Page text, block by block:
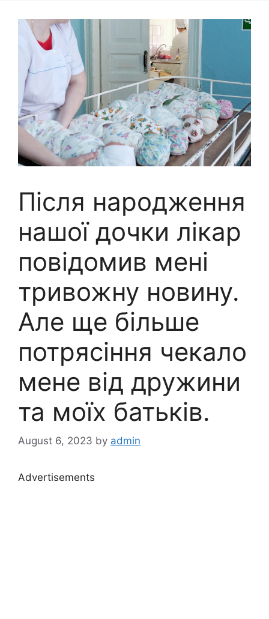
Після народження
нашої дочки лікар
повідомив мені
тривожну новину.
Але ще більше
потрясіння чекало
мене від дружини
та моїх батьків.
August 6, 2023 by admin
Advertisements